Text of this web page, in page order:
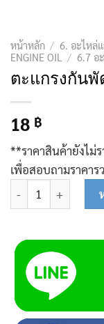
หน้าหลัก / 6. อะไหล่แ
ENGINE OIL
/ 6.7 อ
ตะแกรงกันพั
18 ฿
**ราคาสินค้ายังไม่
เพื่อสอบถามราคาร
จำนวน ตะแกรงกัน